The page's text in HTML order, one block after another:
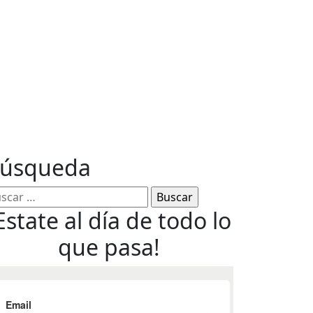
al día de todo lo
que pasa!